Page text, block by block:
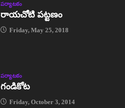
పర్యాటకం
రాయచోటి పట్టణం
Friday, May 25, 2018
పర్యాటకం
గండికోట
Friday, October 3, 2014